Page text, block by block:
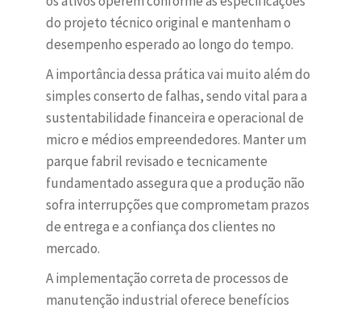
do projeto técnico original e mantenham o
desempenho esperado ao longo do tempo.
A importância dessa prática vai muito além do
simples conserto de falhas, sendo vital para a
sustentabilidade financeira e operacional de
micro e médios empreendedores. Manter um
parque fabril revisado e tecnicamente
fundamentado assegura que a produção não
sofra interrupções que comprometam prazos
de entrega e a confiança dos clientes no
mercado.
A implementação correta de processos de
manutenção industrial oferece benefícios